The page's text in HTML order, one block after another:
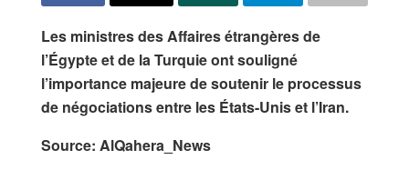
Les ministres des Affaires étrangères de
l’Égypte et de la Turquie ont souligné
l’importance majeure de soutenir le processus
de négociations entre les États-Unis et l’Iran.
Source: AlQahera_News